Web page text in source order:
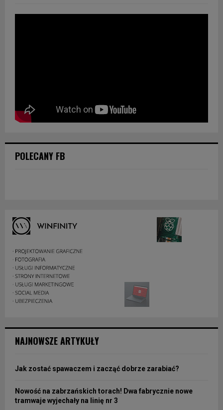
POLECANY FB
NAJNOWSZE ARTYKUŁY
Jak zostać spawaczem i zacząć dobrze zarabiać?
Nowość na zabrzańskich torach! Dwa fabrycznie nowe
tramwaje wyjechały na linię nr 3